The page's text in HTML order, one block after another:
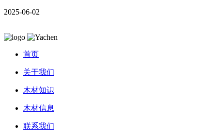
2025-06-02
首页
关于我们
木材知识
木材信息
联系我们